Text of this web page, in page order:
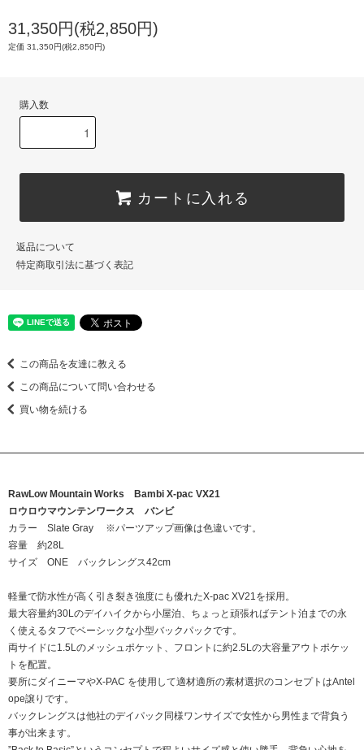
31,350円(税2,850円)
定価 31,350円(税2,850円)
購入数
カートに入れる
返品について
特定商取引法に基づく表記
この商品を友達に教える
この商品について問い合わせる
買い物を続ける
RawLow Mountain Works Bambi X-pac VX21
ロウロウマウンテンワークス バンビ
カラー Slate Gray ※パーツアップ画像は色違いです。
容量 約28L
サイズ ONE バックレングス42cm
軽量で防水性が高く引き裂き強度にも優れたX-pac XV21を採用。
最大容量約30Lのデイハイクから小屋泊、ちょっと頑張ればテント泊までの永
く使えるタフでベーシックな小型バックパックです。
両サイドに1.5Lのメッシュポケット、フロントに約2.5Lの大容量アウトポケッ
トを配置。
要所にダイニーマやX-PAC を使用して適材適所の素材選択のコンセプトはAntel
ope譲りです。
バックレングスは他社のデイパック同様ワンサイズで女性から男性まで背負う
事が出来ます。